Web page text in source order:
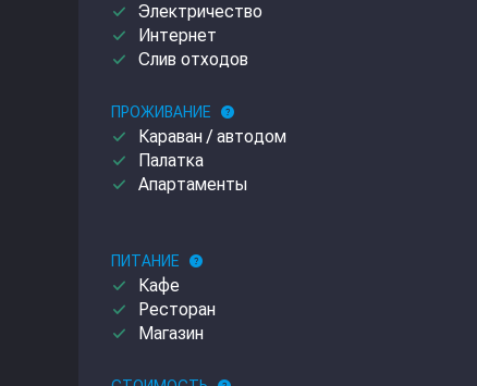
done Электричество
done Интернет
done Слив отходов
ПРОЖИВАНИЕ help
done Караван / автодом
done Палатка
done Апартаменты
ПИТАНИЕ help
done Кафе
done Ресторан
done Магазин